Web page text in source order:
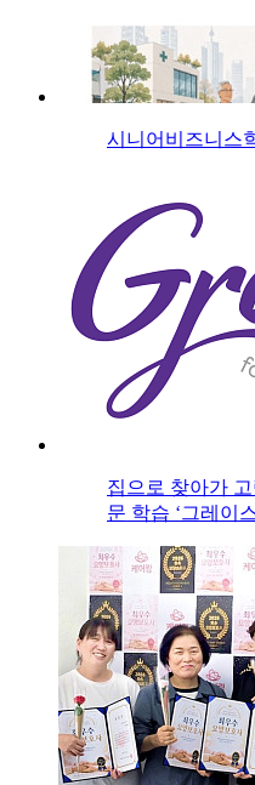
시니어비즈니스
집으로 찾아가
문 학습 ‘그레이